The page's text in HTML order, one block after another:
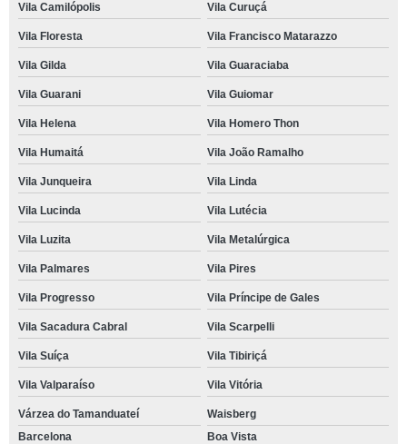
Vila Camilópolis Vila Curuçá
Vila Floresta Vila Francisco Matarazzo
Vila Gilda Vila Guaraciaba
Vila Guarani Vila Guiomar
Vila Helena Vila Homero Thon
Vila Humaitá Vila João Ramalho
Vila Junqueira Vila Linda
Vila Lucinda Vila Lutécia
Vila Luzita Vila Metalúrgica
Vila Palmares Vila Pires
Vila Progresso Vila Príncipe de Gales
Vila Sacadura Cabral Vila Scarpelli
Vila Suíça Vila Tibiriçá
Vila Valparaíso Vila Vitória
Várzea do Tamanduateí
Waisberg
Barcelona
Boa Vista